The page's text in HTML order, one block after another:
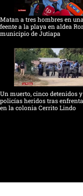
Matan a tres hombres en
feente a la playa en aldea
municipio de Jutiapa
Un muerto, cinco detenidos
policías heridos tras
en la colonia Cerrito Lindo